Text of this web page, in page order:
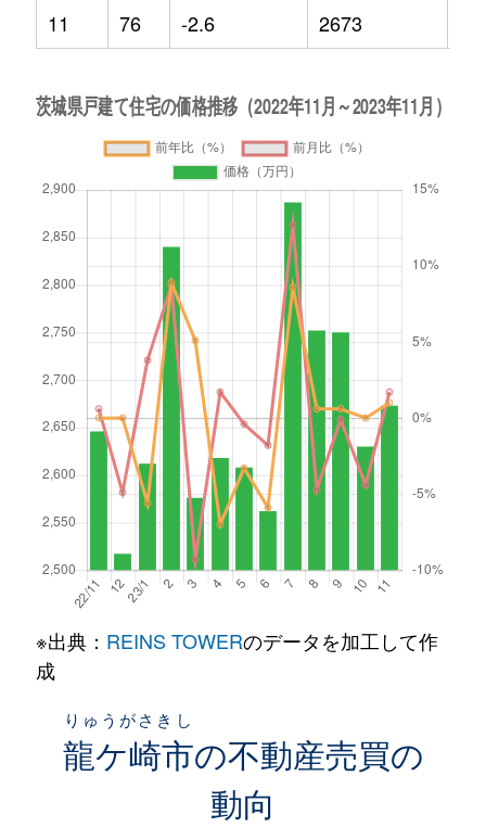
11
76 -2.6 2673
※出典： REINS TOWERのデータを加工して作
成
龍ケ崎市
りゅうがさきし
の不動産売買の
動向